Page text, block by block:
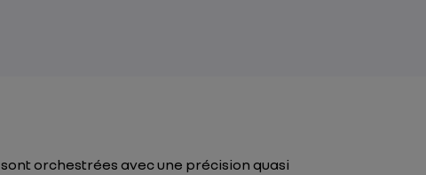
sont orchestrées avec une précision quasi